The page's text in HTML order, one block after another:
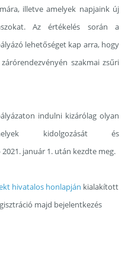
illetve amelyek napjaink új
Az értékelés során a
lehetőséget kap arra, hogy
szakmai zsűri
indulni kizárólag olyan
kidolgozását és
január 1. után kezdte meg.
hivatalos honlapján kialakított
majd bejelentkezés